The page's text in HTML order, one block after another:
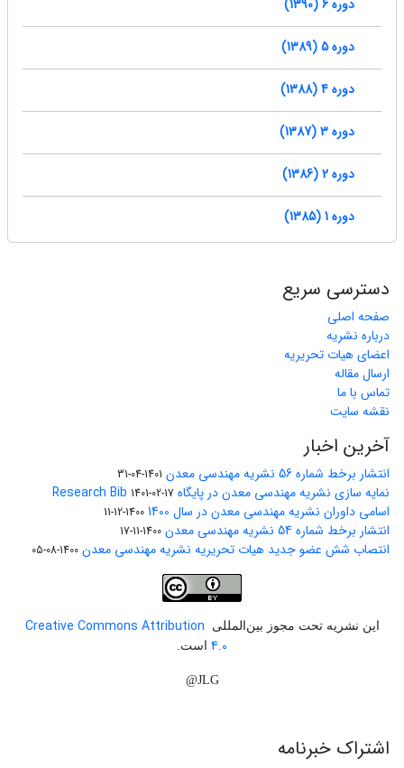
دوره 6 (1390)
دوره 5 (1389)
دوره 4 (1388)
دوره 3 (1387)
دوره 2 (1386)
دوره 1 (1385)
دسترسی سریع
صفحه اصلی
درباره نشریه
اعضای هیات تحریریه
ارسال مقاله
تماس با ما
نقشه سایت
آخرین اخبار
انتشار برخط شماره 56 نشریه مهندسی معدن 1401-04-31
نمایه سازی نشریه مهندسی معدن در پایگاه Research Bib 1401-02-17
اسامی داوران نشریه مهندسی معدن در سال 1400 1400-12-11
انتشار برخط شماره 54 نشریه مهندسی معدن 1400-11-17
انتصاب شش عضو جدید هیات تحریریه نشریه مهندسی معدن 1400-08-05
این نشریه تحت مجوز بین‌المللی
Creative Commons Attribution
4.0 است.
JLG@
اشتراک خبرنامه